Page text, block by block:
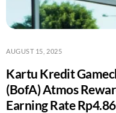
AUGUST 15, 2025
Kartu Kredit
(BofA) Atmos
Earning Rate